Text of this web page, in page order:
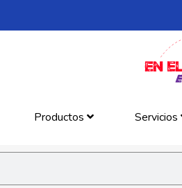
Productos Servicios